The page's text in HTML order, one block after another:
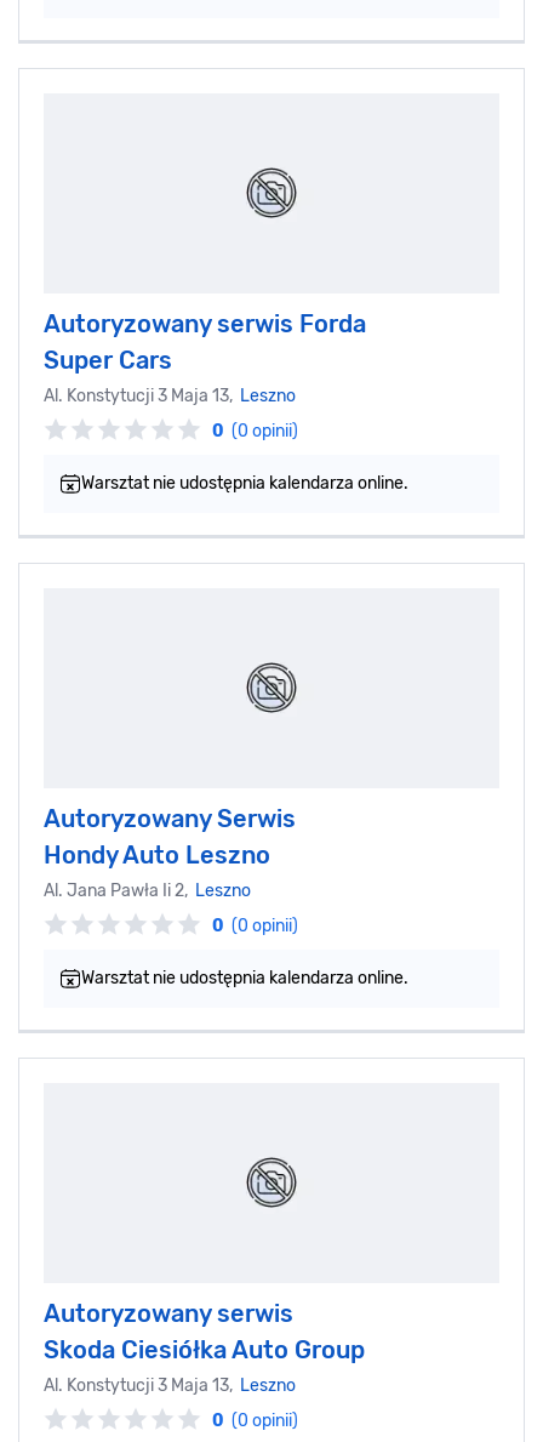
Autoryzowany serwis Forda
Super Cars
Al. Konstytucji 3 Maja 13, Leszno
0 (0 opinii)
Warsztat nie udostępnia kalendarza online.
Autoryzowany Serwis
Hondy Auto Leszno
Al. Jana Pawła Ii 2, Leszno
0 (0 opinii)
Warsztat nie udostępnia kalendarza online.
Autoryzowany serwis
Skoda Ciesiółka Auto Group
Al. Konstytucji 3 Maja 13, Leszno
0 (0 opinii)